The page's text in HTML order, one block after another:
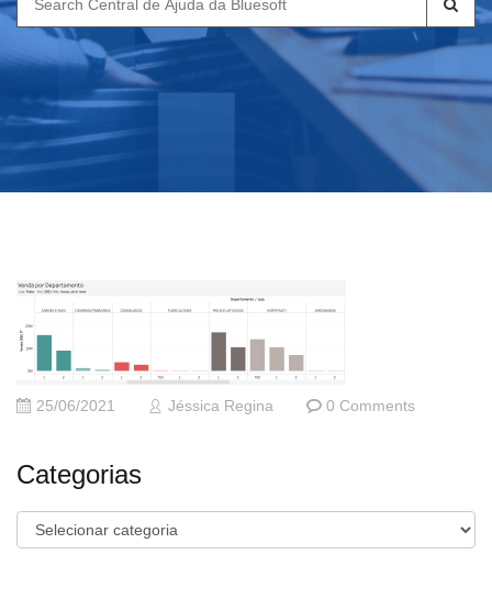
for:
25/06/2021 Jéssica Regina 0 Comments
Categorias
Categorias